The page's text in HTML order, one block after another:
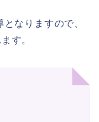
なりますので、
す。